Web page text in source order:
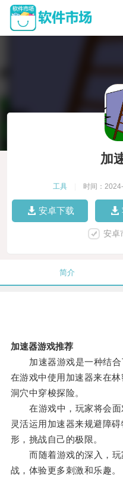
加
工具 时间：
安卓下载
安卓
简介
加速器游戏推荐
加速器游戏是一种结合
在游戏中使用加速器来在
洞穴中穿梭探险。
在游戏中，玩家将会面
灵活运用加速器来规避障
形，挑战自己的极限。
而随着游戏的深入，玩
战，体验更多刺激和乐趣。